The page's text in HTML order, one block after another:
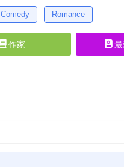
Comedy Romance
作家